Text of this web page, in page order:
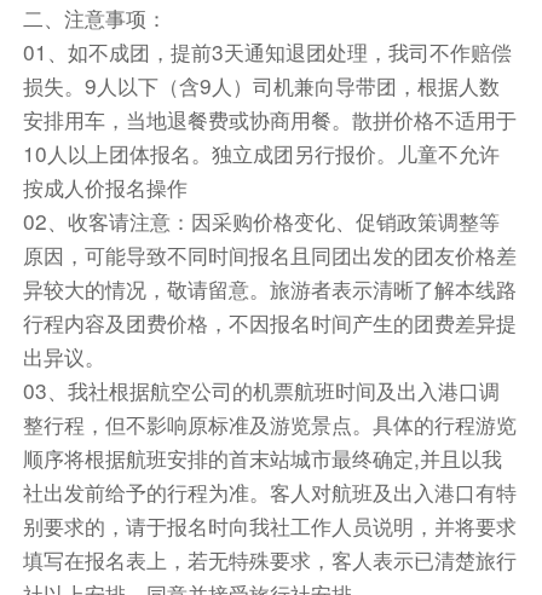
种南瓜饼、芋球、薏粑、树叶包着的地瓜饼等，还
有黑芝麻糊、甜薯甩、山药椰奶等各种甜品，好吃
又养颜。
餐饮
早餐：已含
中餐：已含
晚餐：敬请自理
住宿
敬请自理
第5天 博鳌/海口-广州
（早餐打包），退房后前往博鳌/海口机场乘机返
广州，结束愉快行程。（返程 参考起飞时间：
05:00-10:00之间起飞，不能指定，具体航班出票
后告知），结束愉快行程。
备注：旅行社视实际情况有权调整行程、游玩顺序
及进出港口，不影响行程原定标准。
餐饮
早餐：已含
中餐：敬请自理 晚餐：敬请自理
二、注意事项：
01、如不成团，提前3天通知退团处理，我司不作赔偿
损失。9人以下（含9人）司机兼向导带团，根据人数
安排用车，当地退餐费或协商用餐。散拼价格不适用于
10人以上团体报名。独立成团另行报价。儿童不允许
按成人价报名操作
02、收客请注意：因采购价格变化、促销政策调整等
原因，可能导致不同时间报名且同团出发的团友价格差
异较大的情况，敬请留意。旅游者表示清晰了解本线路
行程内容及团费价格，不因报名时间产生的团费差异提
出异议。
03、我社根据航空公司的机票航班时间及出入港口调
整行程，但不影响原标准及游览景点。具体的行程游览
顺序将根据航班安排的首末站城市最终确定,并且以我
社出发前给予的行程为准。客人对航班及出入港口有特
别要求的，请于报名时向我社工作人员说明，并将要求
填写在报名表上，若无特殊要求，客人表示已清楚旅行